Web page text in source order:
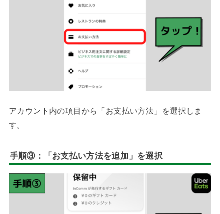
アカウント内の項目から「お支払い方法」を選択しま
す。
手順③：「お支払い方法を追加」を選択